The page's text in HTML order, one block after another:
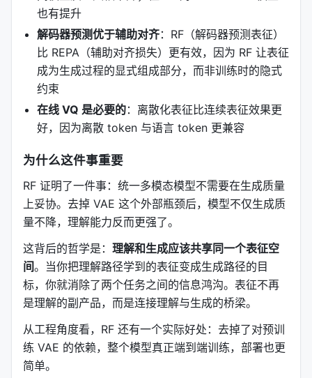
也有提升
解码器预测优于辅助对齐：RF（解码器预测表征）
比 REPA（辅助对齐损失）更有效，因为 RF 让表征
成为生成过程的显式组成部分，而非训练时的隐式
约束
在线 VQ 是必要的：离散化表征比连续表征效果更
好，因为离散 token 与语言 token 更兼容
为什么这件事重要
RF 证明了一件事：统一多模态模型不需要在生成质量
上妥协。去掉 VAE 这个外部瓶颈后，模型不仅生成质
量不降，理解能力反而更强了。
这背后的哲学是： 理解和生成应该共享同一个表征空
间。当你把理解路径学到的表征变成生成路径的目
标，你就消除了两个任务之间的信息鸿沟。表征不再
是理解的副产品，而是连接理解与生成的桥梁。
从工程角度看，RF 还有一个实际好处：去掉了对预训
练 VAE 的依赖，整个模型真正端到端训练，部署也更
简单。